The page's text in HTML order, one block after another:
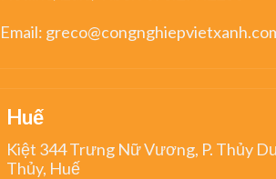
Email:
Huế
Kiệt 344 Trưng Nữ Vương, P. Thủy
Thủy, Huế